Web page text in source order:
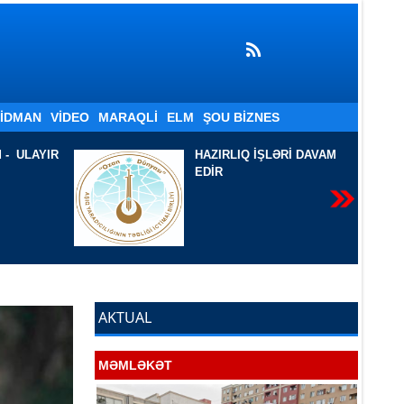
İDMAN VIDEO MARAQLI ELM ŞOU BIZNES
DAVAM
İKİ ŞEİRƏ BİR BAXIŞ
-Sevil Azadqızı Filoloq.
AJB, AYB-nin üzvü. Ədəbi
AKTUAL
MƏMLƏKƏT